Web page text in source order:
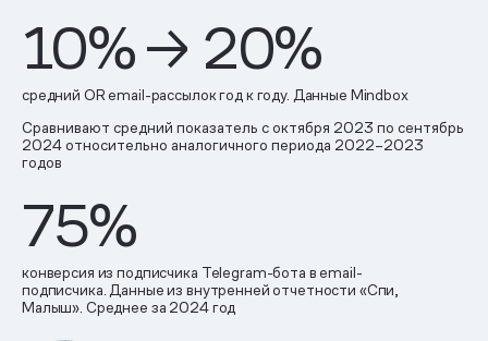
10% → 20%
средний OR email-рассылок год к году. Данные Mindbox
Сравнивают средний показатель с октября 2023 по сентябрь
2024 относительно аналогичного периода 2022–2023
годов
75%
конверсия из подписчика Telegram-бота в email-
подписчика. Данные из внутренней отчетности «Спи,
Малыш». Среднее за 2024 год